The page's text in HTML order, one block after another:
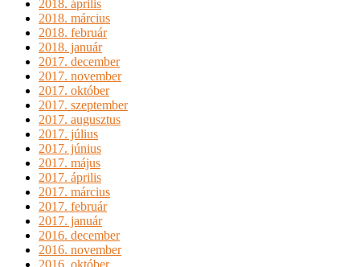
2018. április
2018. március
2018. február
2018. január
2017. december
2017. november
2017. október
2017. szeptember
2017. augusztus
2017. július
2017. június
2017. május
2017. április
2017. március
2017. február
2017. január
2016. december
2016. november
2016. október